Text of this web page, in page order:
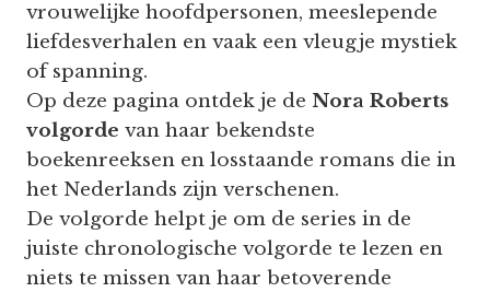
vrouwelijke hoofdpersonen, meeslepende
liefdesverhalen en vaak een vleugje mystiek
of spanning.
Op deze pagina ontdek je de Nora Roberts
volgorde van haar bekendste
boekenreeksen en losstaande romans die in
het Nederlands zijn verschenen.
De volgorde helpt je om de series in de
juiste chronologische volgorde te lezen en
niets te missen van haar betoverende